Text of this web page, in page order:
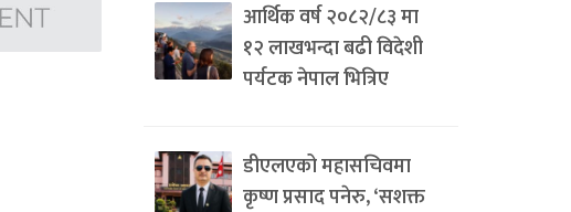
आर्थिक वर्ष २०८२/८३ मा
१२ लाखभन्दा बढी विदेशी
पर्यटक नेपाल भित्रिए
डीएलएको महासचिवमा
कृष्ण प्रसाद पनेरु, ‘सशक्त